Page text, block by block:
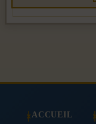
ACCUEIL